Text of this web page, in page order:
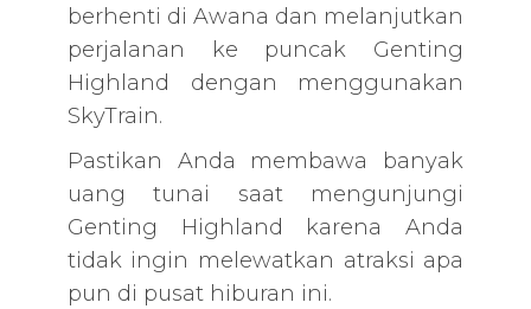
berhenti di Awana dan melanjutkan
perjalanan ke puncak Genting
Highland dengan menggunakan
SkyTrain.
Pastikan Anda membawa banyak
uang tunai saat mengunjungi
Genting Highland karena Anda
tidak ingin melewatkan atraksi apa
pun di pusat hiburan ini.